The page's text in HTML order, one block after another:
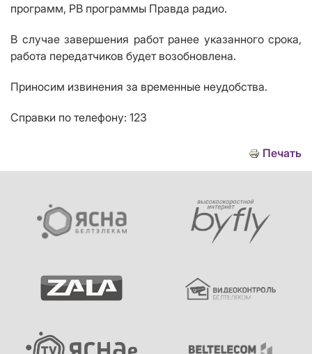
программ, РВ программы Правда радио.
В случае завершения работ ранее указанного срока,
работа передатчиков будет возобновлена.
Приносим извинения за временные неудобства.
Справки по телефону: 123
Печать